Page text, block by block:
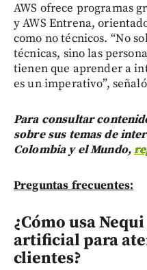
AWS ofrece programas
y AWS Entrena,
como no técnicos. “No
técnicas, sino las
tienen que aprender a
es un imperativo”,
Para consultar
sobre sus temas de
Colombia y el Mundo,
Preguntas frecuentes:
¿Cómo usa
artificial para
clientes?